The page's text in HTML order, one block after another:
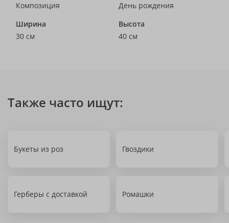
Композиция
День рождения
Ширина
30 см
Высота
40 см
Также часто ищут:
Букеты из роз Гвоздики
Герберы с доставкой Ромашки